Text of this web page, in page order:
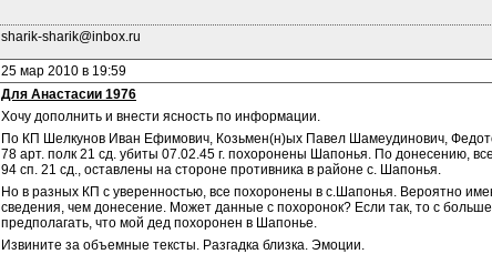
sharik-sharik@inbox.ru
25 мар 2010 в 19:59
Для Анастасии 1976
Хочу дополнить и внести ясность по информации.
По КП Шелкунов Иван Ефимович, Козьмен(н)ых Павел Шамеудинович,
78 арт. полк 21 сд. убиты 07.02.45 г. похоронены Шапонья. По донесению,
94 сп. 21 сд., оставлены на стороне противника в районе с. Шапонья.
Но в разных КП с уверенностью, все похоронены в с.Шапонья. Вероятно
сведения, чем донесение. Может данные с похоронок? Если так, то с
предполагать, что мой дед похоронен в Шапонье.
Извините за объемные тексты. Разгадка близка. Эмоции.